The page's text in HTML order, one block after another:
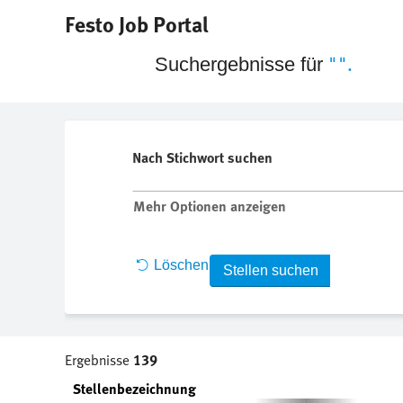
Festo Job Portal
Startseite | bei Festo SE & Co. KG
Suchergebnisse für "".
Nach Stichwort suchen
Mehr Optionen anzeigen
Löschen
Ergebnisse 139
Stellenbezeichnung